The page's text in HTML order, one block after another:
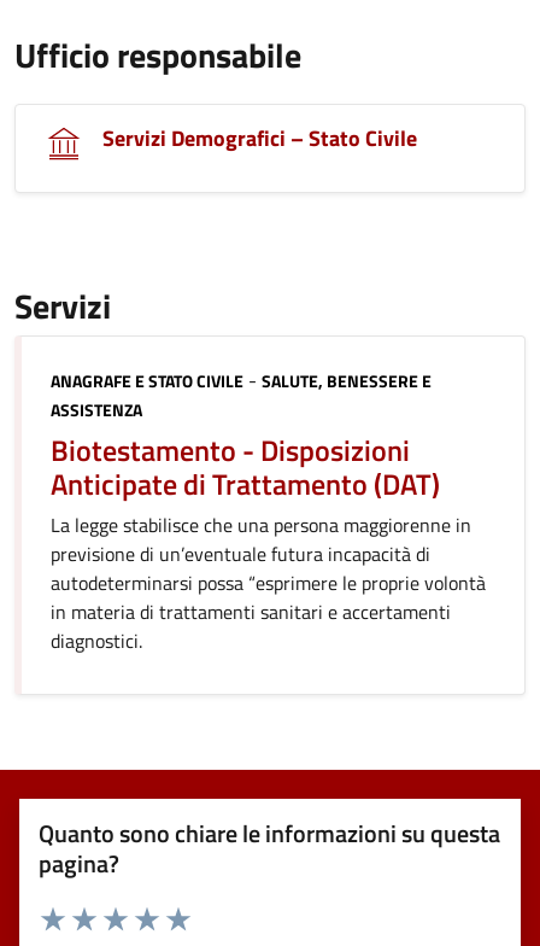
Ufficio responsabile
Servizi Demografici – Stato Civile
Servizi
Categoria:
ANAGRAFE E STATO CIVILE - SALUTE, BENESSERE E
ASSISTENZA
Biotestamento - Disposizioni
Anticipate di Trattamento (DAT)
La legge stabilisce che una persona maggiorenne in
previsione di un’eventuale futura incapacità di
autodeterminarsi possa “esprimere le proprie volontà
in materia di trattamenti sanitari e accertamenti
diagnostici.
Quanto sono chiare le informazioni su questa
pagina?